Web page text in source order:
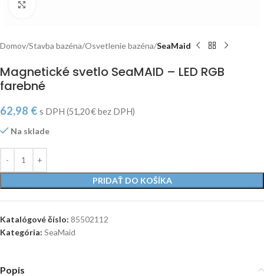
Domov Stavba bazéna Osvetlenie bazéna SeaMaid
Magnetické svetlo SeaMAID – LED RGB
farebné
62,98 € s DPH (51,20€bez DPH)
Na sklade
PRIDAŤ DO KOŠÍKA
Katalógové číslo: 85502112
Kategória: SeaMaid
Popis